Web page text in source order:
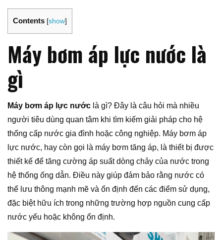
Contents [show]
Máy bơm áp lực nước là
gì
Máy bơm áp lực nước là gì? Đây là câu hỏi mà nhiều
người tiêu dùng quan tâm khi tìm kiếm giải pháp cho hệ
thống cấp nước gia đình hoặc công nghiệp. Máy bơm áp
lực nước, hay còn gọi là máy bơm tăng áp, là thiết bị được
thiết kế để tăng cường áp suất dòng chảy của nước trong
hệ thống ống dẫn. Điều này giúp đảm bảo rằng nước có
thể lưu thông mạnh mẽ và ổn định đến các điểm sử dụng,
đặc biệt hữu ích trong những trường hợp nguồn cung cấp
nước yếu hoặc không ổn định.